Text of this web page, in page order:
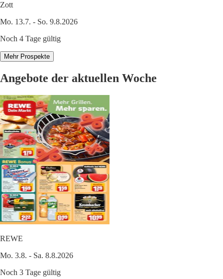
Zott
Mo. 13.7. - So. 9.8.2026
Noch 4 Tage gültig
Mehr Prospekte
Angebote der aktuellen Woche
REWE
Mo. 3.8. - Sa. 8.8.2026
Noch 3 Tage gültig